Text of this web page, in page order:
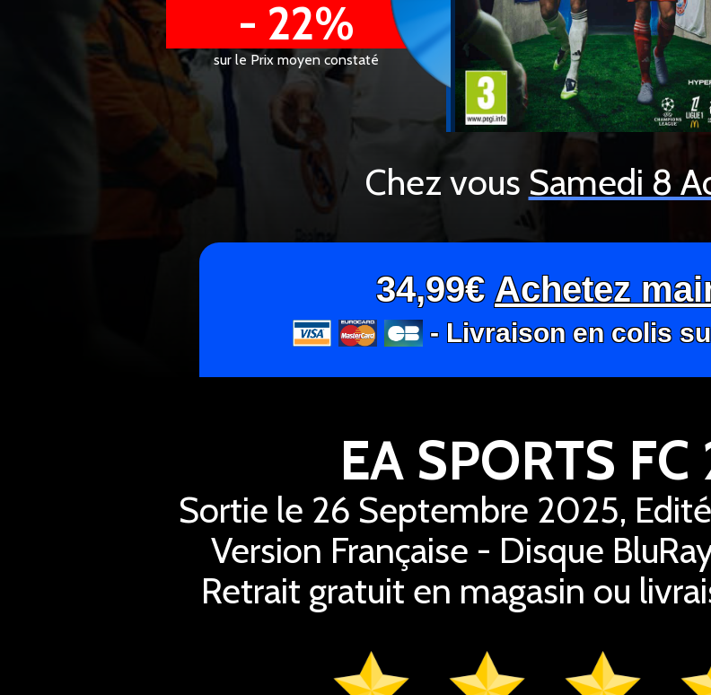
- 22%
sur le Prix moyen constaté
Chez vous Samedi 8
34,99€ Achetez
- Livraison en colis
EA SPORTS FC
Sortie le 26 Septembre 2025,
Version Française - Disque
Retrait gratuit en magasin ou